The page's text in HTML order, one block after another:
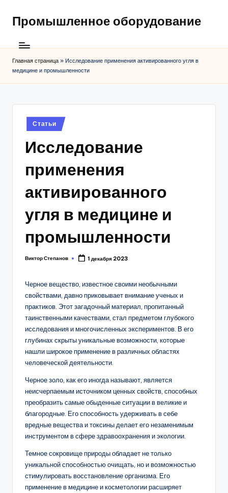
Промышленное оборудование
Главная страница » Исследование применения активированного угля в
медицине и промышленности
Posted
in
Статьи
Исследование
применения
активированного
угля в медицине и
промышленности
Posted
Виктор Степанов 1 декабря 2023
Черное вещество, известное своими необычными
свойствами, давно приковывает внимание ученых и
практиков. Этот загадочный материал, пропитанный
таинственными качествами, стал предметом глубокого
исследования и многочисленных экспериментов. В его
глубинах скрыты уникальные возможности, которые
нашли широкое применение в различных областях
человеческой деятельности.
Черное золо, как его иногда называют, является
неисчерпаемым источником ценных свойств, способных
преобразить самые обыденные ситуации в великие и
благородные. Его способность удерживать в себе
вредные вещества и токсины делает его незаменимым
инструментом в сфере здравоохранения и экологии.
Темное сокровище природы обладает не только
уникальной способностью очищать, но и возможностью
стимулировать восстановление организма. Его
применение в медицине и косметологии расширяет